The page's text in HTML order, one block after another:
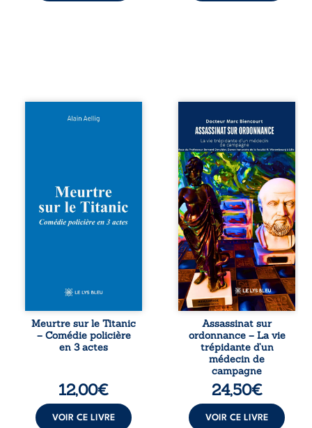
Et si le naufrage
en 1912, un
meurtre est
commis. Le drame
disparaît avec le
tard, la
l’épave fait
resurgir un secret
que l’on croyait
perdu. Dans un
oubliés ...
Meurtre sur le Titanic
– Comédie policière
en 3 actes
12,00€
VOIR CE LIVRE
ordonnance – La
vie trépidante
d’un médecin de
campagne est la
réédition enrichie
et actualisée du
témoignage du
Docteur Marc
Biencourt, ancien
médecin de
famille, qui revient
sur son parcours
médical, syndical
et ordinal. Depuis
septembre 2013, il
raconte le long
combat qui l’a
conduit à être
écarté du corps
médical, malgré
une décision de
première instance
Assassinat sur
ordonnance – La vie
trépidante d’un
médecin de
campagne
24,50€
VOIR CE LIVRE